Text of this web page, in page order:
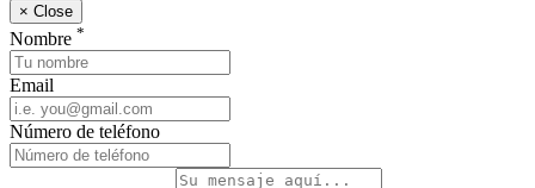
× Close
Nombre *
Email
Número de teléfono